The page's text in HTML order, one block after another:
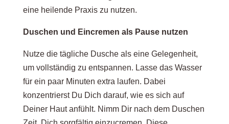
eine heilende Praxis zu nutzen.
Duschen und Eincremen als Pause nutzen
Nutze die tägliche Dusche als eine Gelegenheit,
um vollständig zu entspannen. Lasse das Wasser
für ein paar Minuten extra laufen. Dabei
konzentrierst Du Dich darauf, wie es sich auf
Deiner Haut anfühlt. Nimm Dir nach dem Duschen